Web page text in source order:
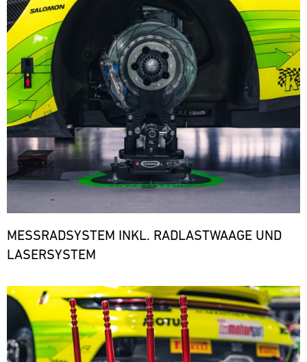
den
notwendigen
Ersatzteilen.
MESSRADSYSTEM INKL. RADLASTWAAGE UND
LASERSYSTEM
Bild